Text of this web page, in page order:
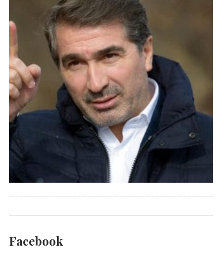
Facebook